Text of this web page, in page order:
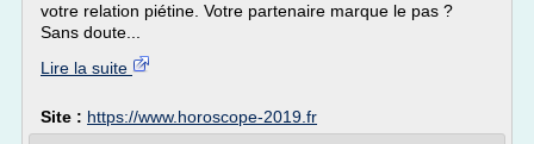
votre relation piétine. Votre partenaire marque le pas ?
Sans doute...
Lire la suite
Site : https://www.horoscope-2019.fr